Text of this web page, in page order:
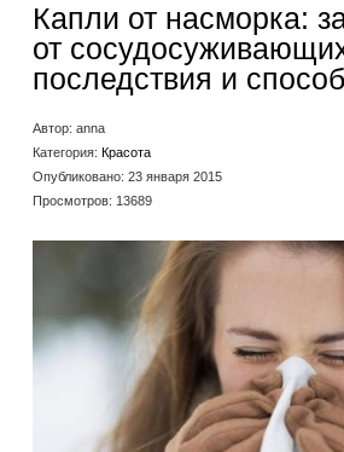
Капли от насморка:
от
последствия и
Автор: anna
Категория: Красота
Опубликовано: 23 января 2015
Просмотров: 13689